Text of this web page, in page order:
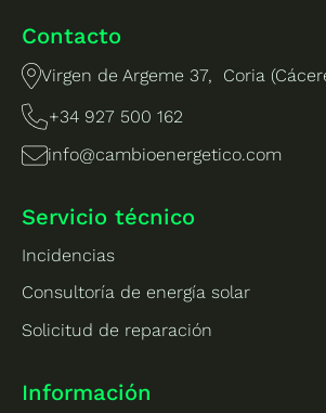
Contacto
Virgen de Argeme 37, Coria
+34 927 500 162
info@cambioenergetico.com
Servicio técnico
Incidencias
Consultoría de energía solar
Solicitud de reparación
Información